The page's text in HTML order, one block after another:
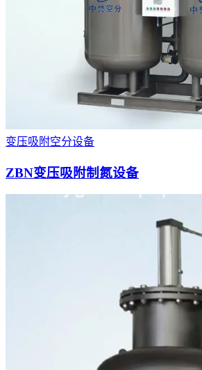
变压吸附空分设备
ZBN变压吸附制氮设备